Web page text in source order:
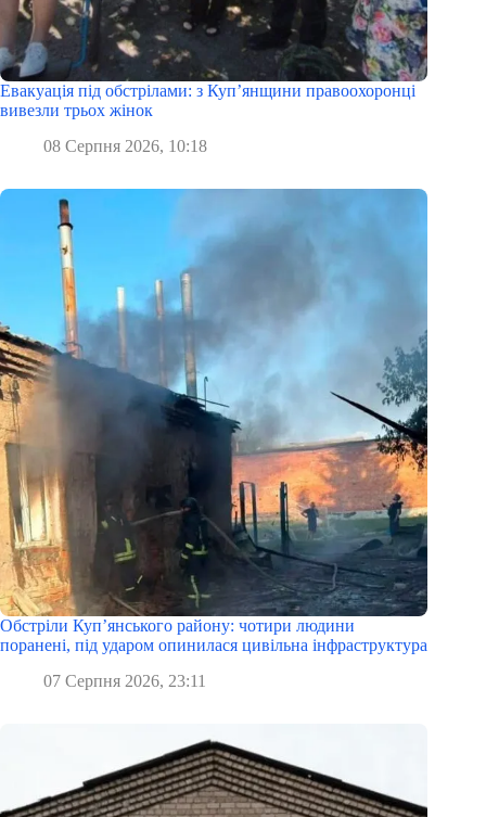
Евакуація під обстрілами: з Куп’янщини правоохоронці
вивезли трьох жінок
08 Серпня 2026, 10:18
Обстріли Куп’янського району: чотири людини
поранені, під ударом опинилася цивільна інфраструктура
07 Серпня 2026, 23:11